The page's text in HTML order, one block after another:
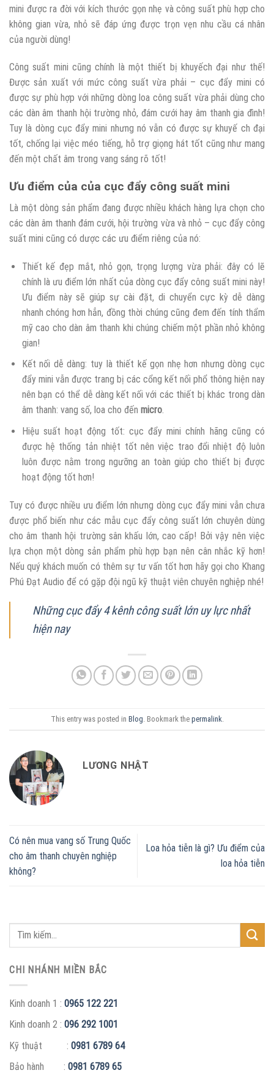
mini được ra đời với kích thước gọn nhẹ và công suất phù hợp cho
không gian vừa, nhỏ sẽ đáp ứng được trọn vẹn nhu cầu cá nhân
của người dùng!
Công suất mini cũng chính là một thiết bị khuyếch đại như thế!
Được sản xuất với mức công suất vừa phải – cục đẩy mini có
được sự phù hợp với những dòng loa công suất vừa phải dùng cho
các dàn âm thanh hội trường nhỏ, đám cưới hay âm thanh gia đình!
Tuy là dòng cục đẩy mini nhưng nó vẫn có được sự khuyế ch đại
tốt, chống lại việc méo tiếng, hỗ trợ giọng hát tốt cũng như mang
đến một chất âm trong vang sáng rõ tốt!
Ưu điểm của của cục đẩy công suất mini
Là một dòng sản phẩm đang được nhiều khách hàng lựa chọn cho
các dàn âm thanh đám cưới, hội trường vừa và nhỏ – cục đẩy công
suất mini cũng có dược các ưu điểm riêng của nó:
Thiết kế đẹp mắt, nhỏ gọn, trọng lượng vừa phải: đây có lẽ
chính là ưu điểm lớn nhất của dòng cục đẩy công suất mini này!
Ưu điểm này sẽ giúp sự cài đặt, di chuyển cực kỳ dễ dàng
nhanh chóng hơn hẳn, đồng thời chúng cũng đem đến tính thẩm
mỹ cao cho dàn âm thanh khi chúng chiếm một phần nhỏ không
gian!
Kết nối dễ dàng: tuy là thiết kế gọn nhẹ hơn nhưng dòng cục
đẩy mini vẫn được trang bị các cổng kết nối phổ thông hiện nay
nên bạn có thể dễ dàng kết nối với các thiết bị khác trong dàn
âm thanh: vang số, loa cho đến micro.
Hiệu suất hoạt động tốt: cục đẩy mini chính hãng cũng có
được hệ thống tản nhiệt tốt nên việc trao đổi nhiệt độ luôn
luôn được nằm trong ngưỡng an toàn giúp cho thiết bị được
hoạt động tốt hơn!
Tuy có được nhiều ưu điểm lớn nhưng dòng cục đẩy mini vẫn chưa
được phổ biến như các mẫu cục đẩy công suất lớn chuyên dùng
cho âm thanh hội trường sân khấu lớn, cao cấp! Bởi vậy nên việc
lựa chọn một dòng sản phẩm phù hợp bạn nên cân nhắc kỹ hơn!
Nếu quý khách muốn có thêm sự tư vấn tốt hơn hãy gọi cho Khang
Phú Đạt Audio để có gặp đội ngũ kỹ thuật viên chuyên nghiệp nhé!
Những cục đẩy 4 kênh công suất lớn uy lực nhất
hiện nay
This entry was posted in Blog . Bookmark the permalink
LƯƠNG NHẬT
Có nên mua vang số Trung Quốc
cho âm thanh chuyên nghiệp
không?
Loa hỏa tiễn là gì? Ưu điểm của
loa hỏa tiễn
CHI NHÁNH MIỀN BẮC
Kinh doanh 1 : 0965 122 221
Kinh doanh 2 : 096 292 1001
Kỹ thuật : 0981 6789 64
Bảo hành : 0981 6789 65